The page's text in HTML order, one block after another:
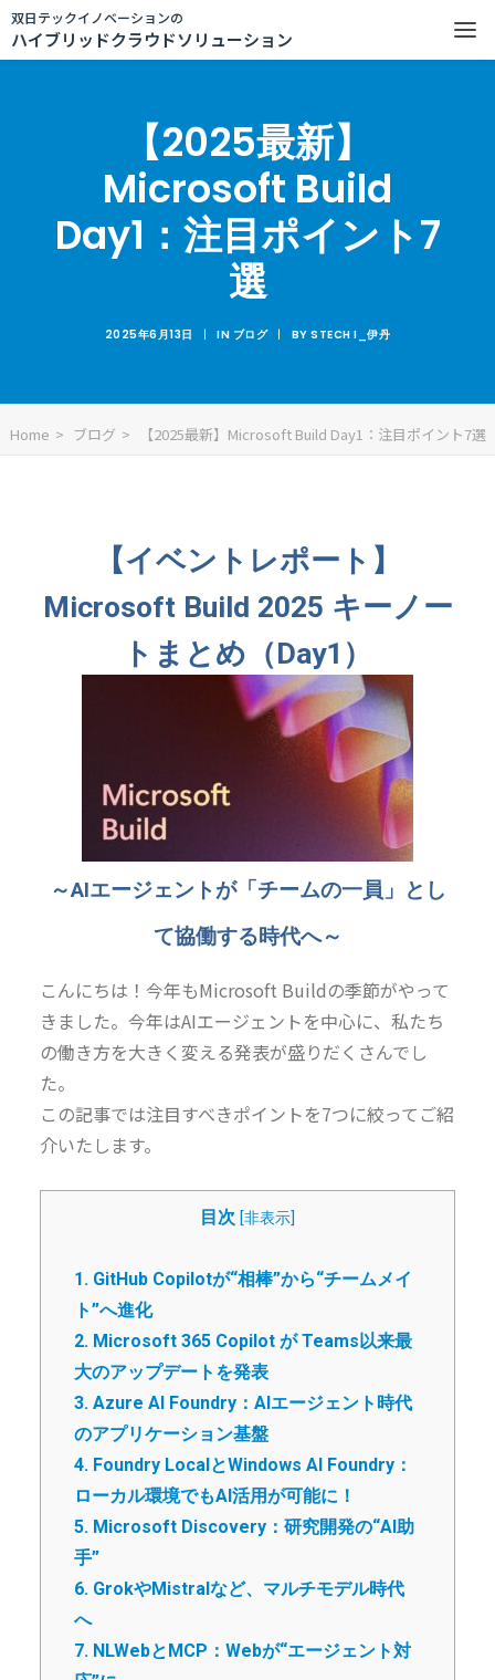
双日テックイノベーションの
ハイブリッドクラウドソリューション
【2025最新】
Microsoft Build
Day1：注目ポイント7
選
2025年6月13日 | IN ブログ | BYSTECH I_伊丹
Home ブログ 【2025最新】Microsoft Build Day1：注目ポイント7選
【イベントレポート】
Microsoft Build 2025 キーノー
トまとめ（Day1）
～AIエージェントが「チームの一員」とし
て協働する時代へ～
こんにちは！今年もMicrosoft Buildの季節がやって
きました。今年はAIエージェントを中心に、私たち
の働き方を大きく変える発表が盛りだくさんでし
た。
この記事では注目すべきポイントを7つに絞ってご紹
介いたします。
目次 [非表示]
1. GitHub Copilotが“相棒”から“チームメイ
ト”へ進化
2. Microsoft 365 Copilot が Teams以来最
大のアップデートを発表
3. Azure AI Foundry：AIエージェント時代
のアプリケーション基盤
4. Foundry LocalとWindows AI Foundry：
ローカル環境でもAI活用が可能に！
5. Microsoft Discovery：研究開発の“AI助
手”
6. GrokやMistralなど、マルチモデル時代
へ
7. NLWebとMCP：Webが“エージェント対